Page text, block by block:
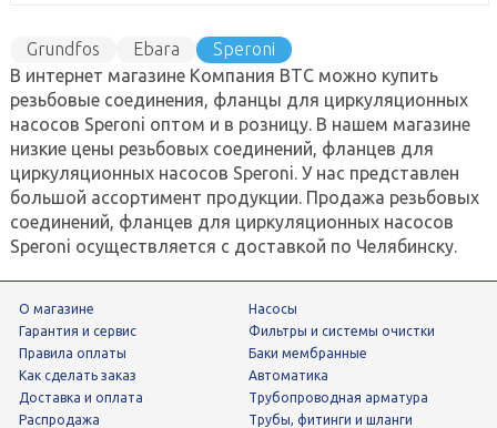
Grundfos Ebara
Speroni
В интернет магазине Компания ВТС можно купить
резьбовые соединения, фланцы для циркуляционных
насосов Speroni оптом и в розницу. В нашем магазине
низкие цены резьбовых соединений, фланцев для
циркуляционных насосов Speroni. У нас представлен
большой ассортимент продукции. Продажа резьбовых
соединений, фланцев для циркуляционных насосов
Speroni осуществляется с доставкой по Челябинску.
О магазине
Гарантия и сервис
Правила оплаты
Как сделать заказ
Доставка и оплата
Распродажа
Насосы
фильтры и системы очистки
Баки мембранные
Автоматика
трубопроводная арматура
трубы, фитинги и шланги